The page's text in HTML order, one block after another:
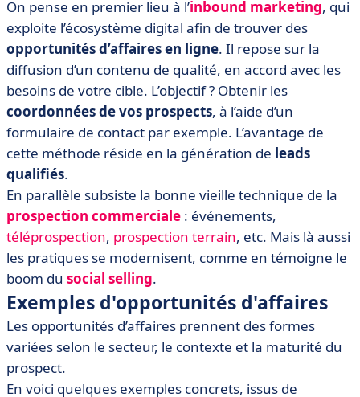
On pense en premier lieu à l’inbound marketing, qui
exploite l’écosystème digital afin de trouver des
opportunités d’affaires en ligne. Il repose sur la
diffusion d’un contenu de qualité, en accord avec les
besoins de votre cible. L’objectif ? Obtenir les
coordonnées de vos prospects, à l’aide d’un
formulaire de contact par exemple. L’avantage de
cette méthode réside en la génération de leads
qualifiés.
En parallèle subsiste la bonne vieille technique de la
prospection commerciale : événements,
téléprospection, prospection terrain, etc. Mais là aussi
les pratiques se modernisent, comme en témoigne le
boom du social selling.
Exemples d'opportunités d'affaires
Les opportunités d’affaires prennent des formes
variées selon le secteur, le contexte et la maturité du
prospect.
En voici quelques exemples concrets, issus de